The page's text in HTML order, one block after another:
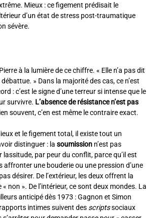
Mieux : ce figement prédisait le
d’un état de stress post-traumatique
sévère.
à la lumière de ce chiffre. « Elle n’a pas dit
débattue. » Dans la majorité des cas, ce n’est
: c’est le signe d’une terreur si intense que le
survivre. L’absence de résistance n’est pas
souvent, c’en est même le contraire exact.
et le figement total, il existe tout un
distinguer : la soumission n’est pas
lassitude, par peur du conflit, parce qu’il est
affronter une bouderie ou une pression d’une
désirer. De l’extérieur, les deux offrent la
« non ». De l’intérieur, ce sont deux mondes. La
anticipé dès 1973 : Gagnon et Simon
intimes suivent des scriptssociaux